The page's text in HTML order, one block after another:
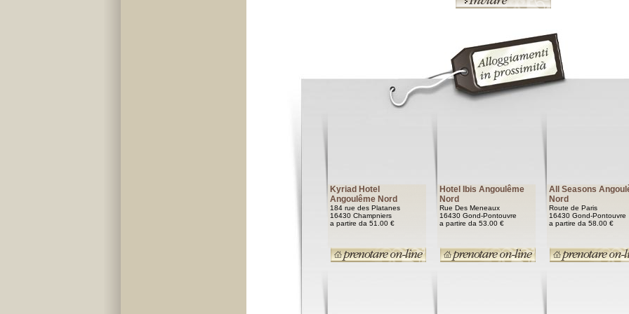
Kyriad Hotel
Angoulême Nord
184 rue des Platanes
16430 Champniers
a partire da 51.00 €
Hotel Ibis Angoulême
Nord
Rue Des Meneaux
16430 Gond-Pontouvre
a partire da 53.00 €
All Seasons
Nord
Route de Paris
16430 Gond-Pontouvre
a partire da 58.00 €